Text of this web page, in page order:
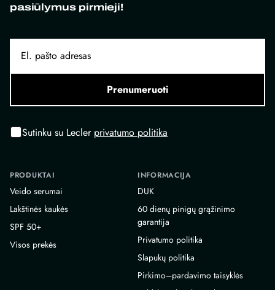
pasiūlymus pirmieji!
Prenumeruoti
Sutinku su Lecler privatumo politika
PRODUKTAI
Veido serumai
Lakštinės kaukės
SPF 50+
Visos prekės
INFORMACIJA
DUK
60 dienų pinigų grąžinimo
garantija
Privatumo politika
Slapukų politika
Pirkimo–pardavimo taisyklės